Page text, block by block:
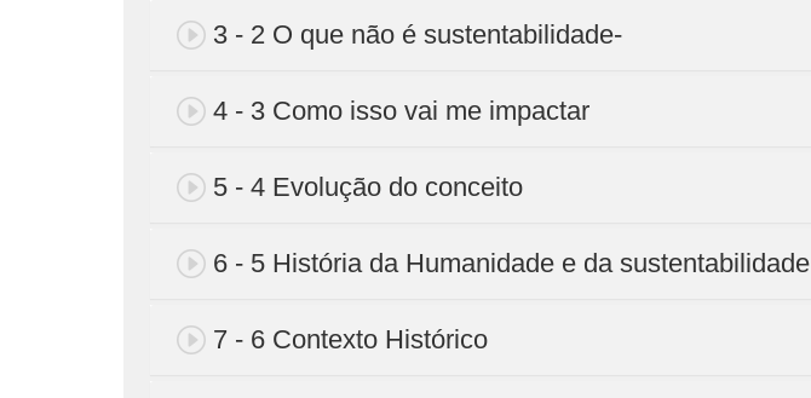
3 - 2 O que não é sustentabilidade-
4 - 3 Como isso vai me impactar
5 - 4 Evolução do conceito
6 - 5 História da Humanidade e da sustentabilidade
7 - 6 Contexto Histórico